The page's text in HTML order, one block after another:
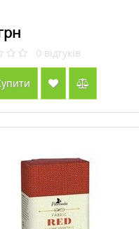
0 відгуків